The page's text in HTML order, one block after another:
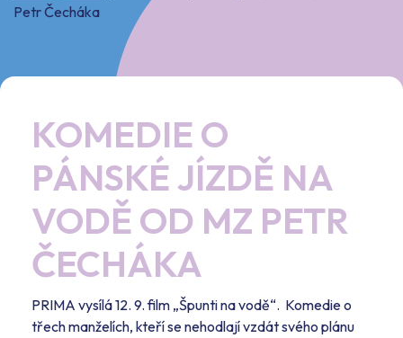
Petr Čecháka
KOMEDIE O
PÁNSKÉ JÍZDĚ NA
VODĚ OD MZ PETR
ČECHÁKA
PRIMA vysílá 12. 9. film „Špunti na vodě“. Komedie o
třech manželích, kteří se nehodlají vzdát svého plánu